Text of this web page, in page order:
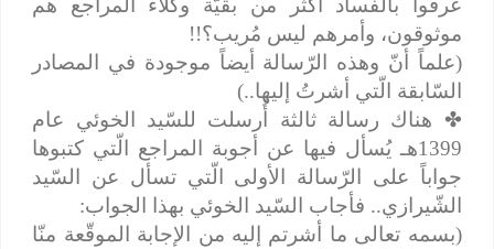
عُرفوا بالفساد أكثر من بقيّة وكلاء المراجع هم
موثوقون، وأمرهم ليس مُريب؟!!
(علماً أنّ وهذه الرّسالة أيضاً موجودة في المصادر
السّابقة الّتي أشرتُ إليها..)
✤هناك رسالة ثالثة أُرسلت للسّيد الخوئي عام
1399هـ يُسأل فيها عن أجوبة المراجع الّتي كتبوها
جواباً على الرّسالة الأولى الّتي تسأل عن السّيد
الشّيرازي.. فأجاب السّيد الخوئي بهذا الجواب:
(بسمه تعالى ما أشرتم إليه من الإجابة الموقّعة منّا